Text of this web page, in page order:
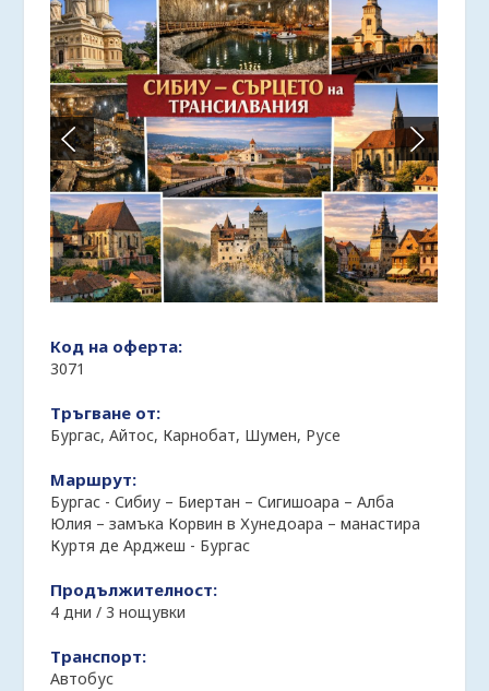
Код на оферта:
3071
Тръгване от:
Бургас, Айтос, Карнобат, Шумен, Русе
Маршрут:
Бургас - Сибиу – Биертан – Сигишоара – Алба
Юлия – замъка Корвин в Хунедоара – манастира
Куртя де Арджеш - Бургас
Продължителност:
4 дни / 3 нощувки
Транспорт:
Автобус